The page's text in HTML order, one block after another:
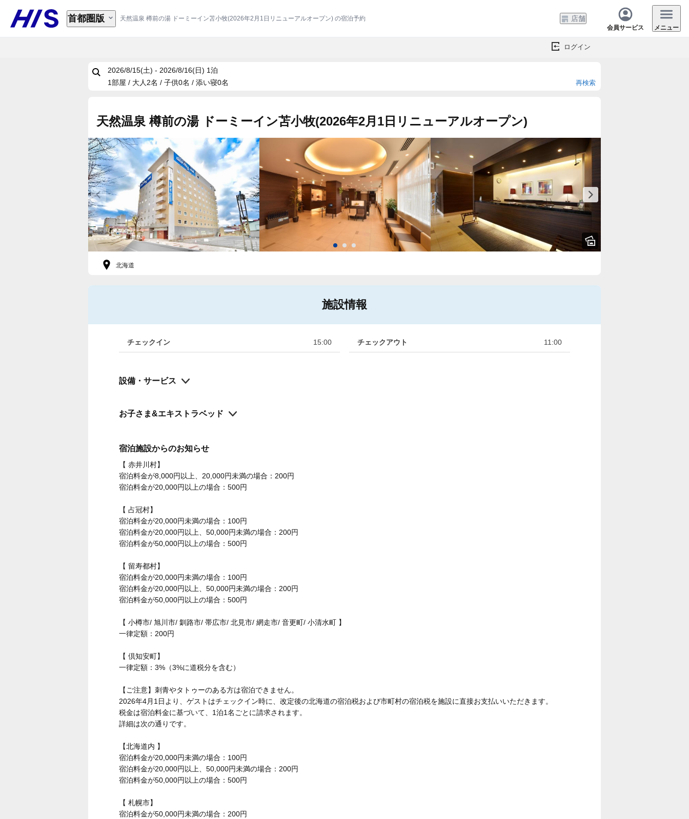
天然温泉 樽前の湯 ドーミーイン苫小牧(2026年2月1日リニューアルオープン) の宿泊予約
首都圏版 店舗
会員サービス メニュー
ログイン
2026/8/15(土) - 2026/8/16(日) 1泊
1部屋 / 大人2名 / 子供0名 / 添い寝0名
再検索
天然温泉 樽前の湯 ドーミーイン苫小牧(2026年2月1日リニューアルオープン)
北海道
施設情報
チェックイン 15:00 チェックアウト 11:00
設備・サービス
お子さま&エキストラベッド
宿泊施設からのお知らせ
【 赤井川村】
宿泊料金が8,000円以上、20,000円未満の場合：200円
宿泊料金が20,000円以上の場合：500円
【 占冠村】
宿泊料金が20,000円未満の場合：100円
宿泊料金が20,000円以上、50,000円未満の場合：200円
宿泊料金が50,000円以上の場合：500円
【 留寿都村】
宿泊料金が20,000円未満の場合：100円
宿泊料金が20,000円以上、50,000円未満の場合：200円
宿泊料金が50,000円以上の場合：500円
【 小樽市/ 旭川市/ 釧路市/ 帯広市/ 北見市/ 網走市/ 音更町/ 小清水町 】
一律定額：200円
【 倶知安町】
一律定額：3%（3%に道税分を含む）
【ご注意】刺青やタトゥーのある方は宿泊できません。
2026年4月1日より、ゲストはチェックイン時に、改定後の北海道の宿泊税および市町村の宿泊税を施設に直接お支払いいただきます。
税金は宿泊料金に基づいて、1泊1名ごとに請求されます。
詳細は次の通りです。
【北海道内 】
宿泊料金が20,000円未満の場合：100円
宿泊料金が20,000円以上、50,000円未満の場合：200円
宿泊料金が50,000円以上の場合：500円
【 札幌市】
宿泊料金が50,000円未満の場合：200円